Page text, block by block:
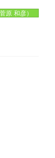
原 和彦）